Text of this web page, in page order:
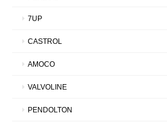
7UP
CASTROL
AMOCO
VALVOLINE
PENDOLTON